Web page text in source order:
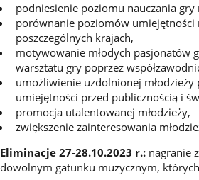
podniesienie poziomu nauczania
porównanie poziomów umiejętności
poszczególnych krajach,
motywowanie młodych pasjonatów
warsztatu gry poprzez
umożliwienie uzdolnionej
umiejętności przed publicznością i
promocja utalentowanej młodzieży,
zwiększenie zainteresowania
Eliminacje 27-28.10.2023 r.:nagranie
dowolnym gatunku muzycznym,